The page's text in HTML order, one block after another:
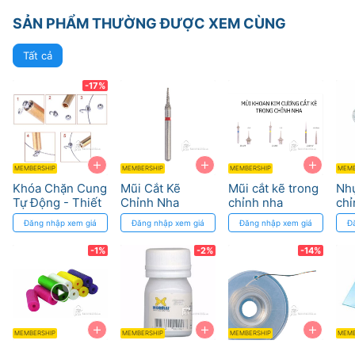
SẢN PHẨM THƯỜNG ĐƯỢC XEM CÙNG
Tất cả
+
-17%
MEMBERSHIP
Khóa Chặn Cung
Tự Động - Thiết
Bị Chỉnh Nha
Điều Chỉnh Dễ
Đăng nhập xem giá
+
-1%
MEMBERSHIP
+
MEMBERSHIP
Mũi Cắt Kẽ
Chỉnh Nha
STRAUSS - Độ
Chính Xác Cao
Đăng nhập xem giá
+
-2%
MEMBERSHIP
+
MEMBERSHIP
Mũi cắt kẽ trong
chỉnh nha
STRAUSS
Đăng nhập xem giá
+
-14%
MEMBERSHIP